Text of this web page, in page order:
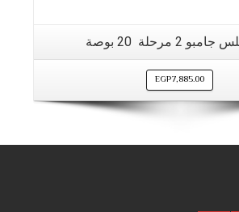
2 مرحلة 20 بوصة
EGP7,885.00